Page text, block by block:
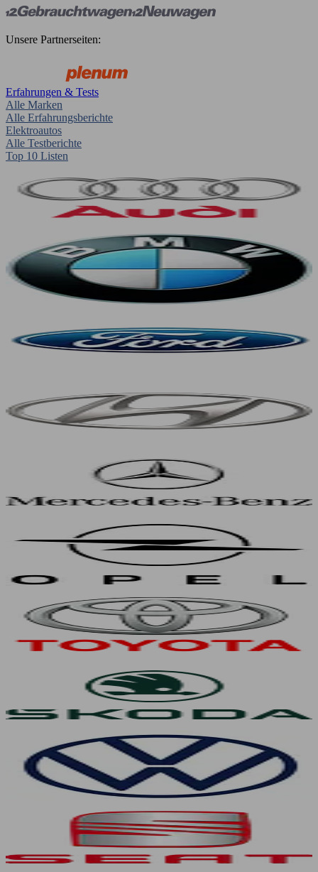
Unsere Partnerseiten:
Erfahrungen & Tests
Alle Marken
Alle Erfahrungsberichte
Elektroautos
Alle Testberichte
Top 10 Listen